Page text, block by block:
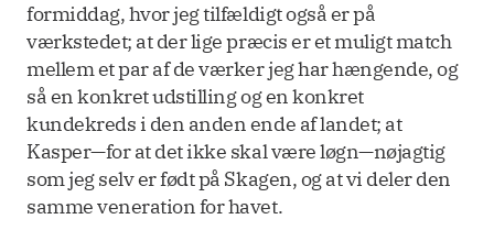
formiddag, hvor jeg tilfældigt også er på
værkstedet; at der lige præcis er et muligt match
mellem et par af de værker jeg har hængende, og
så en konkret udstilling og en konkret
kundekreds i den anden ende af landet; at
Kasper—for at det ikke skal være løgn—nøjagtig
som jeg selv er født på Skagen, og at vi deler den
samme veneration for havet.